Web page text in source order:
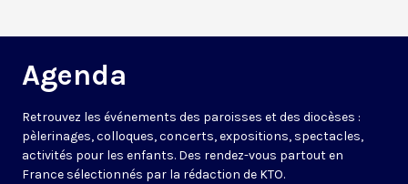
Agenda
Retrouvez les événements des paroisses et des diocèses :
pèlerinages, colloques, concerts, expositions, spectacles,
activités pour les enfants. Des rendez-vous partout en
France sélectionnés par la rédaction de KTO.